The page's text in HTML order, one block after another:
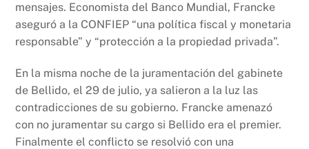
mensajes. Economista del Banco Mundial, Francke
aseguró a la CONFIEP “una política fiscal y monetaria
responsable” y “protección a la propiedad privada”.
En la misma noche de la juramentación del gabinete
de Bellido, el 29 de julio, ya salieron a la luz las
contradicciones de su gobierno. Francke amenazó
con no juramentar su cargo si Bellido era el premier.
Finalmente el conflicto se resolvió con una